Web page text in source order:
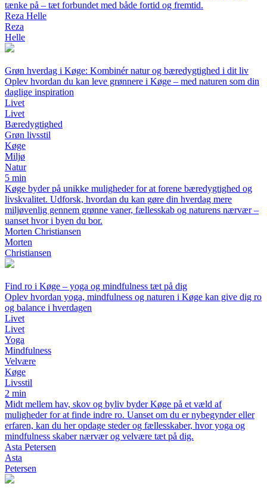
tænke på – tæt forbundet med både fortid og fremtid.
Reza Helle
Reza
Helle
Grøn hverdag i Køge: Kombinér natur og bæredygtighed i dit liv
Oplev hvordan du kan leve grønnere i Køge – med naturen som din
daglige inspiration
Livet
Livet
Bæredygtighed
Grøn livsstil
Køge
Miljø
Natur
5 min
Køge byder på unikke muligheder for at forene bæredygtighed og
livskvalitet. Udforsk, hvordan du kan gøre din hverdag mere
miljøvenlig gennem grønne vaner, fællesskab og naturens nærvær –
uanset hvor i byen du bor.
Morten Christiansen
Morten
Christiansen
Find ro i Køge – yoga og mindfulness tæt på dig
Oplev hvordan yoga, mindfulness og naturen i Køge kan give dig ro
og balance i hverdagen
Livet
Livet
Yoga
Mindfulness
Velvære
Køge
Livsstil
2 min
Midt mellem hav, skov og byliv byder Køge på et væld af
muligheder for at finde indre ro. Uanset om du er nybegynder eller
erfaren, kan du her opdage steder og fællesskaber, hvor yoga og
mindfulness skaber nærvær og velvære tæt på dig.
Asta Petersen
Asta
Petersen